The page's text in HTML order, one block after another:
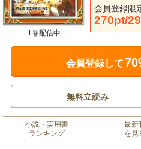
会員登録限
270pt/
1巻配信中
会員登録して
無料立読み
小説・実用書
ランキング
最新
を見